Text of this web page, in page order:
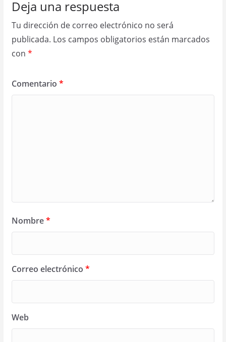
Deja una respuesta
Tu dirección de correo electrónico no será
publicada. Los campos obligatorios están marcados
con *
Comentario *
Nombre*
Correo electrónico *
Web